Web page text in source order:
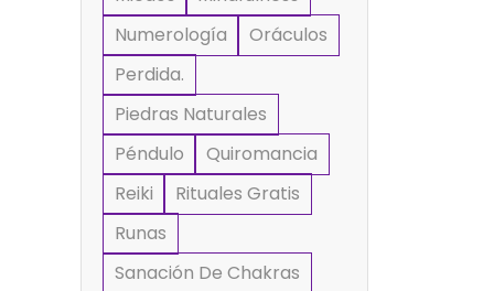
Numerología
Oráculos
Perdida.
Piedras Naturales
Péndulo
Quiromancia
Reiki
Rituales Gratis
Runas
Sanación De Chakras